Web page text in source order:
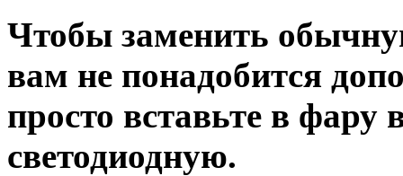
Чтобы заменить
вам не понадобится
просто вставьте в
светодиодную.